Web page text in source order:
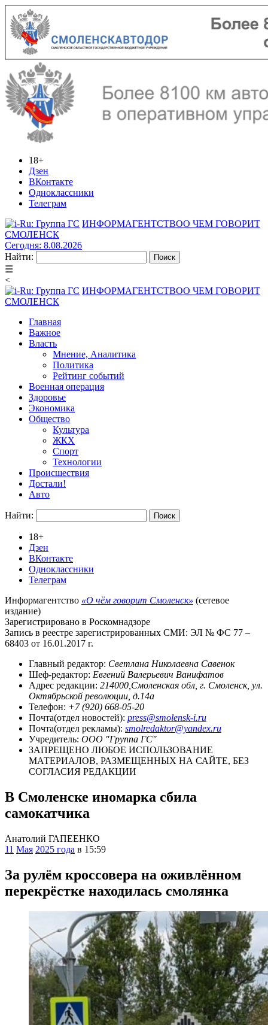
18+
Дзен
ВКонтакте
Одноклассники
Телеграм
ИНФОРМАГЕНТСТВОО ЧЕМ ГОВОРИТ
СМОЛЕНСК
Сегодня: 8.08.2026
Найти:
☰
<
ИНФОРМАГЕНТСТВОО ЧЕМ ГОВОРИТ
СМОЛЕНСК
Главная
Важное
Власть
Мнение, Аналитика
Политика
Рейтинг событий
Военная операция
Здоровье
Экономика
Общество
Культура
ЖКХ
Спорт
Технологии
Происшествия
Достали!
Авто
Найти:
18+
Дзен
ВКонтакте
Одноклассники
Телеграм
Информагентство «О чём говорит Смоленск» (сетевое
издание)
Зарегистрировано в Роскомнадзоре
Запись в реестре зарегистрированных СМИ: ЭЛ № ФС 77 –
68403 от 16.01.2017 г.
Главный редактор: Светлана Николаевна Савенок
Шеф-редактор: Евгений Валерьевич Ванифатов
Адрес редакции: 214000,Смоленская обл, г. Смоленск, ул.
Октябрьской революции, д.14а
Телефон: +7 (920) 668-05-20
Почта(отдел новостей): press@smolensk-i.ru
Почта(отдел рекламы): smolredaktor@yandex.ru
Учредитель: ООО "Группа ГС"
ЗАПРЕЩЕНО ЛЮБОЕ ИСПОЛЬЗОВАНИЕ
МАТЕРИАЛОВ, РАЗМЕЩЕННЫХ НА САЙТЕ, БЕЗ
СОГЛАСИЯ РЕДАКЦИИ
В Смоленске иномарка сбила
самокатчика
Анатолий ГАПЕЕНКО
11 Мая 2025 года в 15:59
За рулём кроссовера на оживлённом
перекрёстке находилась смолянка